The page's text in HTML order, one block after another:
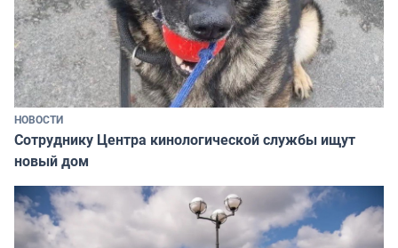
НОВОСТИ
Сотруднику Центра кинологической службы ищут
новый дом